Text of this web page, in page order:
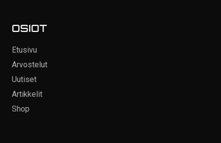
OSIOT
Etusivu
Arvostelut
Uutiset
Artikkelit
Shop